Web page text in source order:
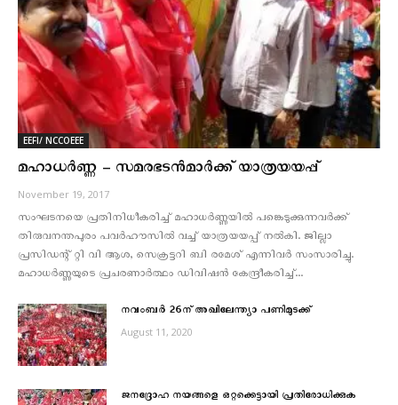
EEFI/ NCCOEEE
മഹാധര്‍ണ്ണ – സമരഭടന്‍മാര്‍ക്ക് യാത്രയയപ്പ്
November 19, 2017
സംഘടനയെ പ്രതിനിധീകരിച്ച് മഹാധര്‍ണ്ണയില്‍ പങ്കെടുക്കുന്നവര്‍ക്ക്
തിരുവനന്തപുരം പവര്‍ഹൗസില്‍ വച്ച് യാത്രയയപ്പ് നല്‍കി. ജില്ലാ
പ്രസിഡന്റ് റ്റി വി ആശ, സെക്രട്ടറി ബി രമേശ് എന്നിവര്‍ സംസാരിച്ചു.
മഹാധര്‍ണ്ണയുടെ പ്രചരണാര്‍ത്ഥം ഡിവിഷന്‍ കേന്ദ്രീകരിച്ച്...
നവംബർ 26ന്‌ അഖിലേന്ത്യാ പണിമുടക്ക്‌
August 11, 2020
ജനദ്രോഹ നയങ്ങളെ ഒറ്റക്കെട്ടായി പ്രതിരോധിക്കുക